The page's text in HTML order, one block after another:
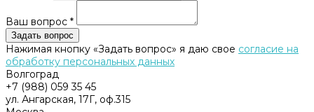
Ваш вопрос *
Нажимая кнопку «Задать вопрос» я даю свое согласие на
обработку персональных данных
Волгоград
+7 (988) 059 35 45
ул. Ангарская, 17Г, оф.315